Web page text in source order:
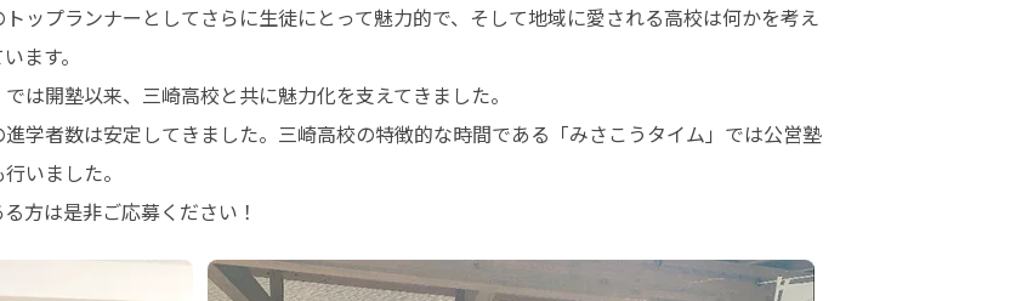
ップランナーとしてさらに生徒にとって魅力的で、そして地域に愛される高校は何かを考え
ます。
は開塾以来、三崎高校と共に魅力化を支えてきました。
学者数は安定してきました。三崎高校の特徴的な時間である「みさこうタイム」では公営塾
いました。
方は是非ご応募ください！